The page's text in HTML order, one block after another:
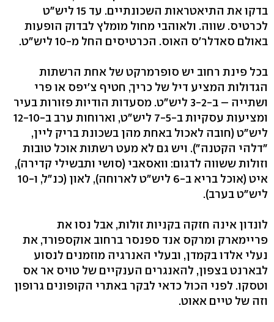
בדקו את התיאטראות השכונתיים. עד 15 ליש"ט
לכרטיס. שווה. ולאוהבי מחול מומלץ לבדוק הופעות
באולם סאדלר'ס האוס. הכרטיסים החל מ‭10-‬ ליש"ט.
בכל פינת רחוב יש סופרמרקט של אחת הרשתות
הגדולות המציע דיל של כריך, חטיף צ'יפס או פרי
ושתייה – ב‭3-2-‬ ליש"ט. מסעדות הודיות פזורות בעיר
ליש"ט (חובה לאכול באחת מהן בשכונת בריק ליין,
"דלהי הקטנה‭.("‬ ויש גם לא מעט רשתות אוכל טובות
ליש"ט בערב‭.(‬
לונדון אינה חזקה בקניות זולות, אבל נסו את
פריימארק ומרקס אנד ספנסר ברחוב אוקספורד, את
נעלי אלדו בקמדן, ובעלי האנרגיה מוזמנים לנסוע
לבארנט בצפון, להאנגרים הענקיים של טויס אר אס
וטסקו. לפני הכול כדאי לבקר באתרי הקופונים גרופון
וזה של טיים אאוט.